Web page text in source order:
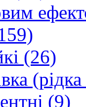
(26)
(9)